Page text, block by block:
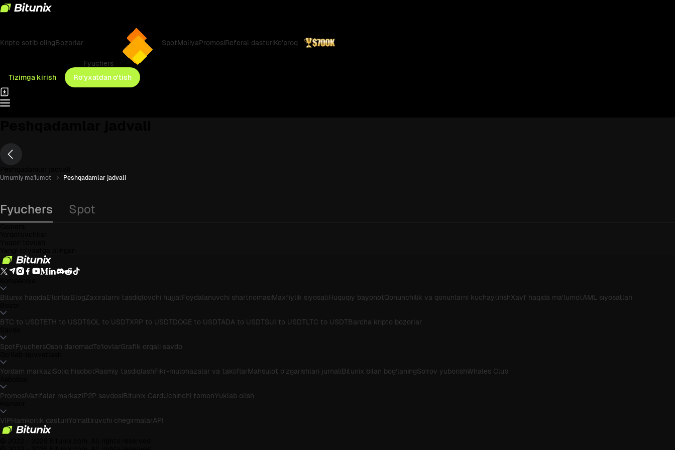
Kripto sotib olingBozorlar
Fyuchers
SpotMoliyaPromosiReferal dasturiKo'proq
Tizimga kirish Ro'yxatdan o'tish
Umumiy ma'lumot Peshqadamlar jadvali
Fyuchers Spot
Bitunix haqidaE'lonlarBlogZaxiralarni tasdiqlovchi hujjatFoydalanuvchi shartnomasiMaxfiylik siyosatiHuquqiy bayonotQonunchilik va qonunlarni kuchaytirishXavf haqida ma'lumotAML siyosatlari
BTC to USDTETH to USDTSOL to USDTXRP to USDTDOGE to USDTADA to USDTSUI to USDTLTC to USDTBarcha kripto bozorlar
SpotFyuchersOson daromadTo‘lovlarGrafik orqali savdo
Yordam markaziSoliq hisobotRasmiy tasdiqlashFikr-mulohazalar va takliflarMahsulot o'zgarishlari jurnaliBitunix bilan bog‘laningSo‘rov yuborishWhales Club
PromosiVazifalar markaziP2P savdosiBitunix CardUchinchi tomonYuklab olish
VIPHamkorlik dasturiYo'naltiruvchi chegirmalarAPI